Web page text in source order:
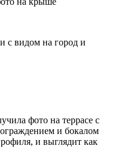
фото на террасе с
и бокалом
и выглядит как